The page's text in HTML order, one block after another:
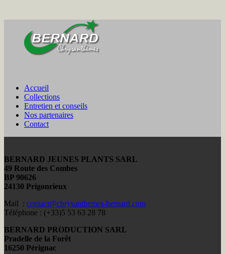
Accueil
Collections
Entretien et conseils
Nos partenaires
Contact
BERNARD JEUNES PLANTS SARL
49 Route des Combes
BP 90626
24130 Prigonrieux
Mail : contact@chrysanthemes-bernard.com
Téléphone : (+33)5 53 63 28 78
BERNARD PRODUCTION SARL
Pradelle de la Forêt
16250 Pérignac